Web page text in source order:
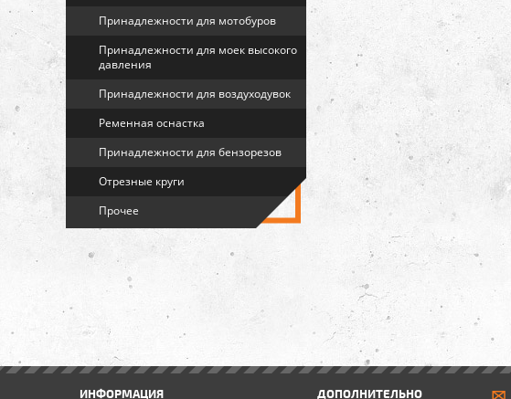
Принадлежности для мотобуров
Принадлежности для моек высокого
давления
Принадлежности для воздуходувок
Ременная оснастка
Принадлежности для бензорезов
Отрезные круги
Прочее
ИНФОРМАЦИЯ ДОПОЛНИТЕЛЬНО